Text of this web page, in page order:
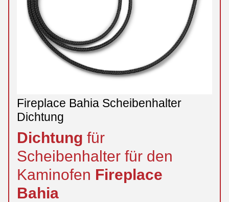
Fireplace Bahia Scheibenhalter
Dichtung
Dichtung für
Scheibenhalter für den
Kaminofen Fireplace
Bahia